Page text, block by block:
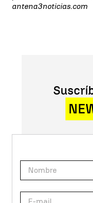
antena3noticias.com